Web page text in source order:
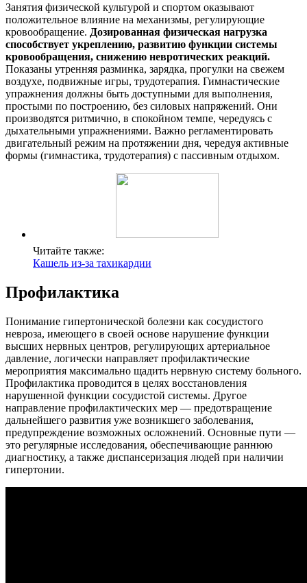
Занятия физической культурой и спортом оказывают
положительное влияние на механизмы, регулирующие
кровообращение. Дозированная физическая нагрузка
способствует укреплению, развитию функции системы
кровообращения, снижению невротических реакций.
Показаны утренняя разминка, зарядка, прогулки на свежем
воздухе, подвижные игры, трудотерапия. Гимнастические
упражнения должны быть доступными для выполнения,
простыми по построению, без силовых напряжений. Они
производятся ритмично, в спокойном темпе, чередуясь с
дыхательными упражнениями. Важно регламентировать
двигательный режим на протяжении дня, чередуя активные
формы (гимнастика, трудотерапия) с пассивным отдыхом.
Читайте также:
Кашель из-за тахикардии
Профилактика
Понимание гипертонической болезни как сосудистого
невроза, имеющего в своей основе нарушение функции
высших нервных центров, регулирующих артериальное
давление, логически направляет профилактические
мероприятия максимально щадить нервную систему больного.
Профилактика проводится в целях восстановления
нарушенной функции сосудистой системы. Другое
направление профилактических мер — предотвращение
дальнейшего развития уже возникшего заболевания,
предупреждение возможных осложнений. Основные пути —
это регулярные исследования, обеспечивающие раннюю
диагностику, а также диспансеризация людей при наличии
гипертонии.